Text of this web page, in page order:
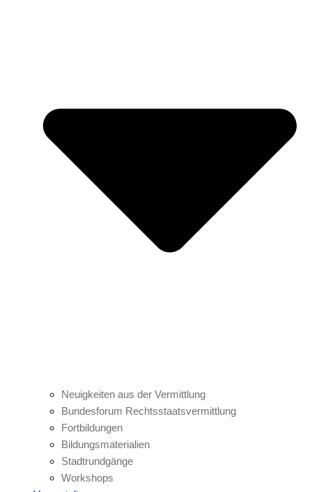
Neuigkeiten aus der Vermittlung
Bundesforum Rechtsstaatsvermittlung
Fortbildungen
Bildungsmaterialien
Stadtrundgänge
Workshops